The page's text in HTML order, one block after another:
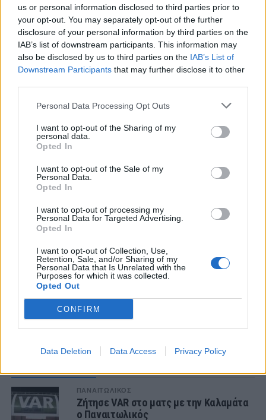
us or personal information disclosed to third parties prior to
your opt-out. You may separately opt-out of the further
disclosure of your personal information by third parties on the
IAB’s list of downstream participants. This information may
also be disclosed by us to third parties on the IAB’s List of
Downstream Participants that may further disclose it to other
Personal Data Processing Opt Outs
I want to opt-out of the Sharing of my
personal data.
Opted In
I want to opt-out of the Sale of my
Personal Data.
Opted In
I want to opt-out of processing my
Personal Data for Targeted Advertising.
Opted In
I want to opt-out of Collection, Use,
Retention, Sale, and/or Sharing of my
Personal Data that Is Unrelated with the
Purposes for which it was collected.
Opted Out
CONFIRM
Data Deletion Data Access Privacy Policy
γήπεδα.
Η θλίψη είναι ακόμα μεγαλύτερη για την
οικογένεια του Λεβαδειακού, καθώς στην ομάδα
μας έκανε τα πρώτα του βήματα στο
ποδόσφαιρο, τιμώντας για πέντε χρόνια τη
φανέλα του συλλόγου.
Η μνήμη του θα παραμείνει ζωντανή μέσα από
την πορεία και την προσφορά του για το
άθλημα, αλλά κυρίως τους αγαπημένους του
ανθρώπους.
Η οικογένεια του Λεβαδειακού εκφράζει τα
ειλικρινή της συλλυπητήρια στους οικείους
του και εύχεται δύναμη και κουράγιο σε αυτές
τις δύσκολες στιγμές.
Καλό ταξίδι, Τάκη».
1 COMMENT
ΠΑΝΑΙΤΩΛΙΚΟΣ
Ζήτησε VAR στο ματς με την Καλαμάτα
ο Παναιτωλικός